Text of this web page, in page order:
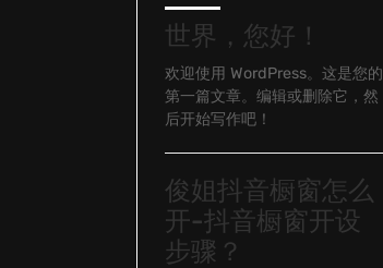
世界，您好！
欢迎使用 WordPress。这是您的
第一篇文章。编辑或删除它，然
后开始写作吧！
俊姐抖音橱窗怎么
开-抖音橱窗开设
步骤？